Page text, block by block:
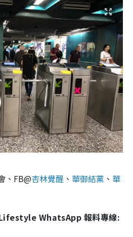
、FB@杏林覺醒 、 華御結黨 、 華
WhatsApp 報料專線: